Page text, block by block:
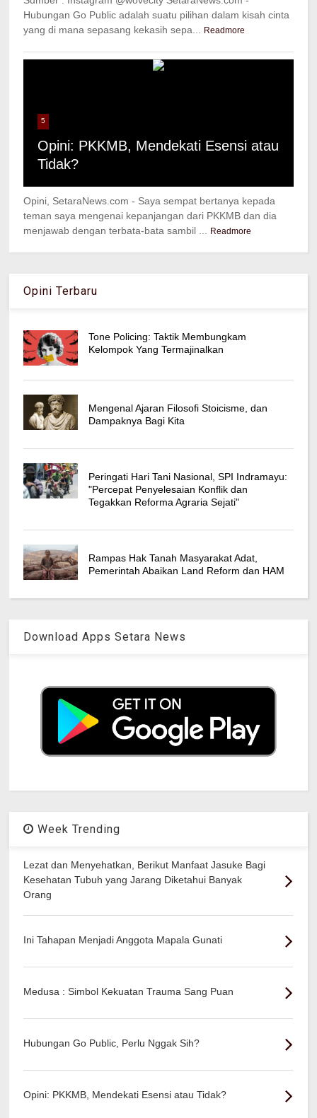
Hubungan Go Public adalah suatu pilihan dalam kisah cinta
yang di mana sepasang kekasih sepa...
Readmore
5
Opini: PKKMB, Mendekati Esensi atau
Tidak?
Opini, SetaraNews.com - Saya sempat bertanya kepada
teman saya mengenai kepanjangan dari PKKMB dan dia
menjawab dengan terbata-bata sambil ...
Readmore
Opini Terbaru
Tone Policing: Taktik Membungkam
Kelompok Yang Termajinalkan
Mengenal Ajaran Filosofi Stoicisme, dan
Dampaknya Bagi Kita
Peringati Hari Tani Nasional, SPI Indramayu:
"Percepat Penyelesaian Konflik dan
Tegakkan Reforma Agraria Sejati"
Rampas Hak Tanah Masyarakat Adat,
Pemerintah Abaikan Land Reform dan HAM
Download Apps Setara News
Week Trending
Lezat dan Menyehatkan, Berikut Manfaat Jasuke Bagi
Kesehatan Tubuh yang Jarang Diketahui Banyak
Orang
Ini Tahapan Menjadi Anggota Mapala Gunati
Medusa : Simbol Kekuatan Trauma Sang Puan
Hubungan Go Public, Perlu Nggak Sih?
Opini: PKKMB, Mendekati Esensi atau Tidak?